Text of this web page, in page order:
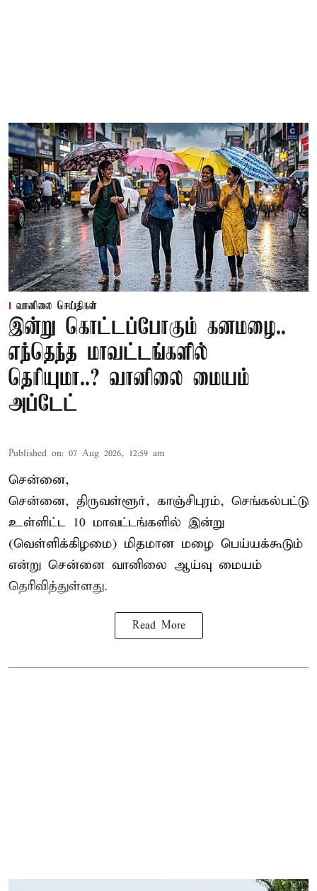
வானிலை செய்திகள்
இன்று கொட்டப்போகும் கனமழை..
எந்தெந்த மாவட்டங்களில்
தெரியுமா..? வானிலை மையம்
அப்டேட்
Published on: 07 Aug 2026, 12:59 am
சென்னை,
சென்னை, திருவள்ளூர், காஞ்சிபுரம், செங்கல்பட்டு
உள்ளிட்ட 10 மாவட்டங்களில் இன்று
(வெள்ளிக்கிழமை) மிதமான மழை பெய்யக்கூடும்
என்று சென்னை வானிலை ஆய்வு மையம்
தெரிவித்துள்ளது.
Read More